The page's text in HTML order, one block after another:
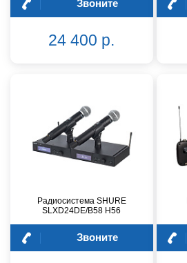
Звоните
24 400 р.
Радиосистема SHURE
SLXD24DE/B58 H56
Звоните